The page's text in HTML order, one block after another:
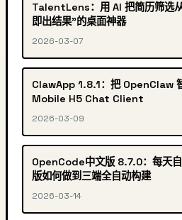
TalentLens：用 AI 把简历筛选
即出结果”的桌面神器
2026-03-07
ClawApp 1.8.1：把 OpenClaw
Mobile H5 Chat Client
2026-03-09
OpenCode中文版 8.7.0：每天
版如何做到三端全自动构建
2026-03-14